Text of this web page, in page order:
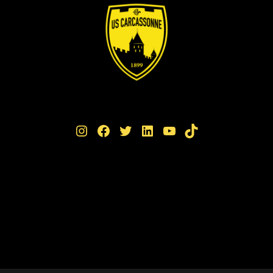
Instagram Facebook Twitter LinkedIn YouTube TikTok